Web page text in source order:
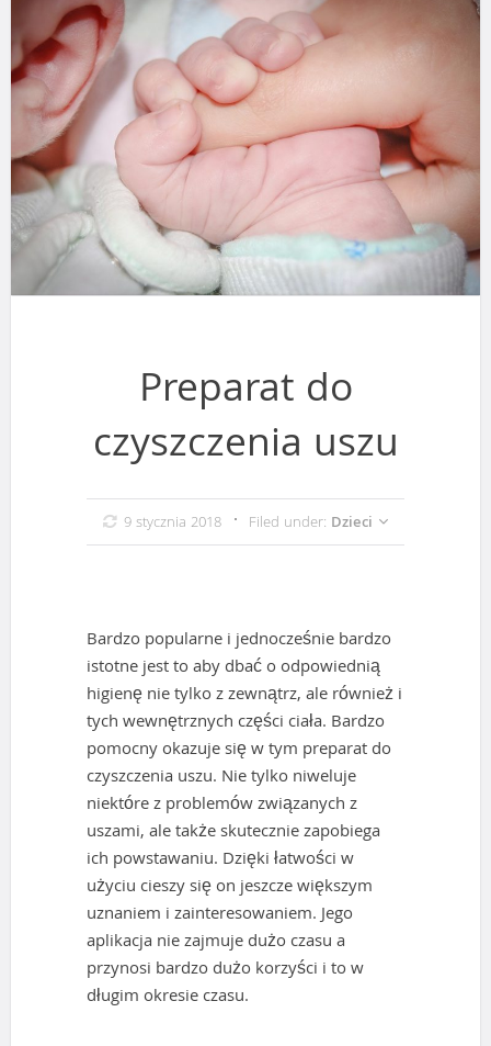
Preparat do
czyszczenia uszu
9 stycznia 2018 Filed under: Dzieci
Bardzo popularne i jednocześnie bardzo
istotne jest to aby dbać o odpowiednią
higienę nie tylko z zewnątrz, ale również i
tych wewnętrznych części ciała. Bardzo
pomocny okazuje się w tym preparat do
czyszczenia uszu. Nie tylko niweluje
niektóre z problemów związanych z
uszami, ale także skutecznie zapobiega
ich powstawaniu. Dzięki łatwości w
użyciu cieszy się on jeszcze większym
uznaniem i zainteresowaniem. Jego
aplikacja nie zajmuje dużo czasu a
przynosi bardzo dużo korzyści i to w
długim okresie czasu.